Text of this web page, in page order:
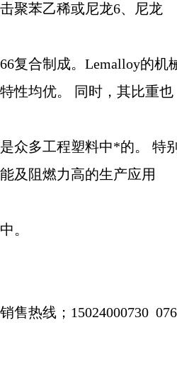
击聚苯乙稀或尼龙6、尼龙
66复合制成。 Lemalloy的机
特性均优。 同时，其比重也
是众多工程塑料中*的。 特
能及阻燃力高的生产应用
中。
销售热线； 15024000730